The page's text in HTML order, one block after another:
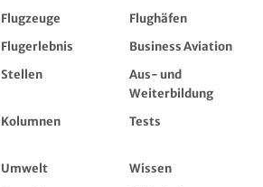
Flugzeuge
Flughäfen
Flugerlebnis
Business Aviation
Stellen
Aus- und
Weiterbildung
Kolumnen Tests
Umwelt
Wissen